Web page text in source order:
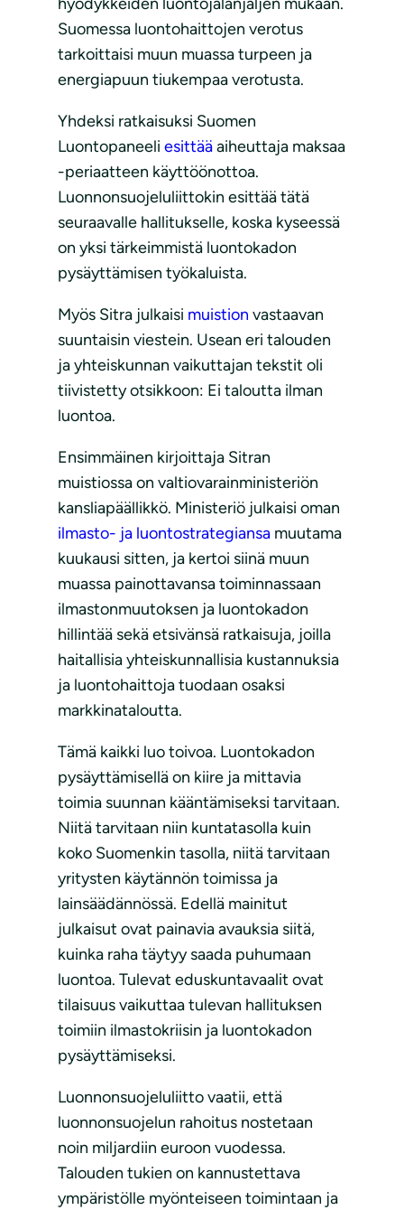
Suomessa luontohaittojen verotus
tarkoittaisi muun muassa turpeen ja
energiapuun tiukempaa verotusta.
Yhdeksi ratkaisuksi Suomen
Luontopaneeli esittääaiheuttaja maksaa
-periaatteen käyttöönottoa.
Luonnonsuojeluliittokin esittää tätä
seuraavalle hallitukselle, koska kyseessä
on yksi tärkeimmistä luontokadon
pysäyttämisen työkaluista.
Myös Sitra julkaisi muistion vastaavan
suuntaisin viestein. Usean eri talouden
ja yhteiskunnan vaikuttajan tekstit oli
tiivistetty otsikkoon: Ei taloutta ilman
luontoa.
Ensimmäinen kirjoittaja Sitran
muistiossa on valtiovarainministeriön
kansliapäällikkö. Ministeriö julkaisi oman
ilmasto- ja luontostrategiansa muutama
kuukausi sitten, ja kertoi siinä muun
muassa painottavansa toiminnassaan
ilmastonmuutoksen ja luontokadon
hillintää sekä etsivänsä ratkaisuja, joilla
haitallisia yhteiskunnallisia kustannuksia
ja luontohaittoja tuodaan osaksi
markkinataloutta.
Tämä kaikki luo toivoa. Luontokadon
pysäyttämisellä on kiire ja mittavia
toimia suunnan kääntämiseksi tarvitaan.
Niitä tarvitaan niin kuntatasolla kuin
koko Suomenkin tasolla, niitä tarvitaan
yritysten käytännön toimissa ja
lainsäädännössä. Edellä mainitut
julkaisut ovat painavia avauksia siitä,
kuinka raha täytyy saada puhumaan
luontoa. Tulevat eduskuntavaalit ovat
tilaisuus vaikuttaa tulevan hallituksen
toimiin ilmastokriisin ja luontokadon
pysäyttämiseksi.
Luonnonsuojeluliitto vaatii, että
luonnonsuojelun rahoitus nostetaan
noin miljardiin euroon vuodessa.
Talouden tukien on kannustettava
ympäristölle myönteiseen toimintaan ja